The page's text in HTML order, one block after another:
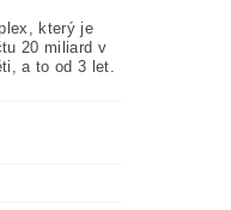
který je
20 miliard v
a to od 3 let.